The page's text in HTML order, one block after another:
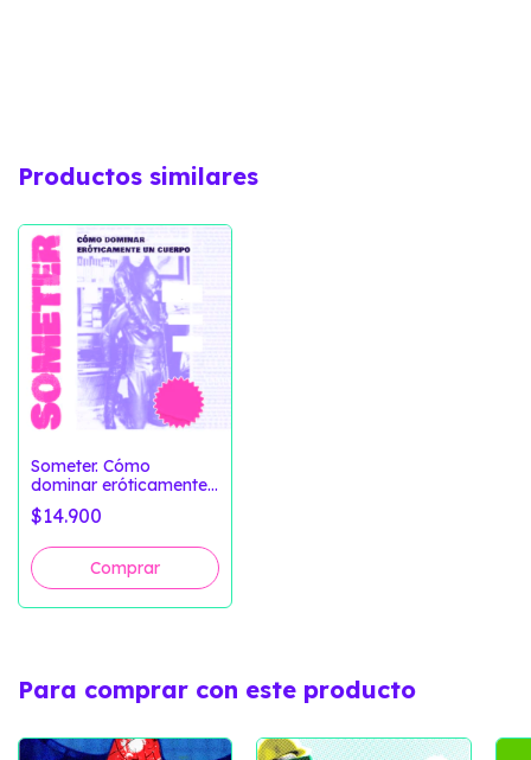
Productos similares
Someter. Cómo
dominar eróticamente
un cuerpo (Clase
Grabada)
$14.900
Para comprar con este producto